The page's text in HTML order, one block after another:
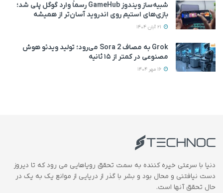
شبیه‌ساز ویندوز GameHub رسماً وارد گوگل پلی شد؛
بازی‌های استیم روی اندروید آسان‌تر از همیشه
Grok به مصاف Sora 2 می‌رود؛ تولید ویدئو هوش
مصنوعی در کمتر از ۱۵ ثانیه
دنیا با سرعتی خیره کننده به سمت تحقق رویاهایی می رود که تا دیروز
دست نیافتنی و محال بود و بشر با گذر از دریایی از موانع یک به یک در
حال تحقق آنها است.